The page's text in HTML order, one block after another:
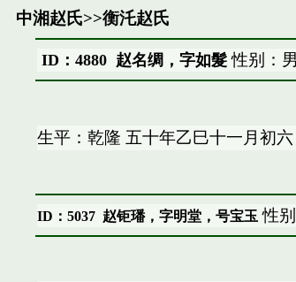
中湘赵氏>>衡汑赵氏
ID：4880 赵名绸，字如髮性别：
生平：乾隆 五十年乙巳十一月初
ID：5037 赵钜璠，字明堂，号宝玉 性